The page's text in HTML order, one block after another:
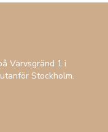
Varvsgränd 1 i
Stockholm.